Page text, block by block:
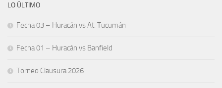
LO ÚLTIMO
Fecha 03 – Huracán vs At. Tucumán
Fecha 01 – Huracán vs Banfield
Torneo Clausura 2026